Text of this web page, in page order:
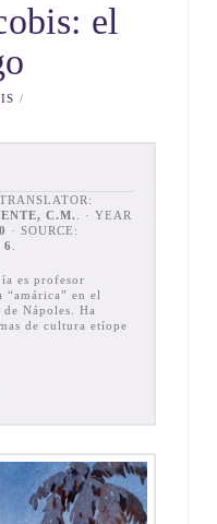
el
C.M.
. · YEAR
· SOURCE:
6
es profesor
en el
Nápoles. Ha
de cultura etíope